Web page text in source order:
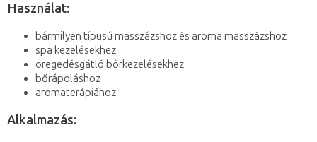
Használat:
bármilyen típusú masszázshoz és aroma masszázshoz
spa kezelésekhez
öregedésgátló bőrkezelésekhez
bőrápoláshoz
aromaterápiához
Alkalmazás: